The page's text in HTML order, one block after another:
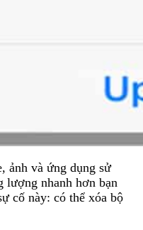
ảnh và ứng dụng sử
lượng nhanh hơn bạn
cố này: có thể xóa bộ